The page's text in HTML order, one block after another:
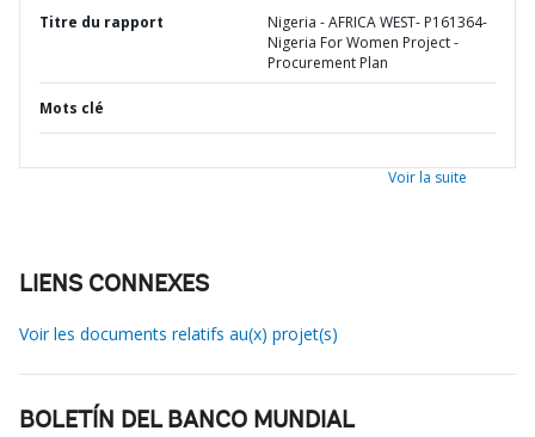
Titre du rapport
Nigeria - AFRICA WEST- P161364-
Nigeria For Women Project -
Procurement Plan
Mots clé
Voir la suite
LIENS CONNEXES
Voir les documents relatifs au(x) projet(s)
BOLETÍN DEL BANCO MUNDIAL